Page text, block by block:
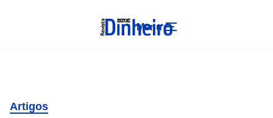
Menu
Artigos